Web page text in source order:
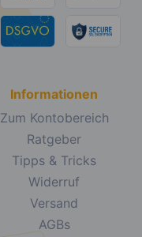
Informationen
Zum Kontobereich
Ratgeber
Tipps & Tricks
Widerruf
Versand
AGBs